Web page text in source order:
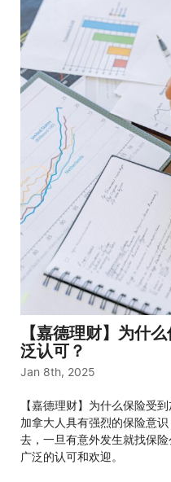
【嘉德理财】为什
泛认可？
Jan 8th, 2025
【嘉德理财】为什么保险受
加拿大人具有强烈的保险意
去，一旦有意外发生就找保
广泛的认可和欢迎。